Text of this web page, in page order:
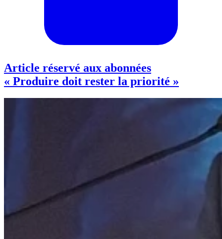
Article réservé aux abonnées
« Produire doit rester la priorité »